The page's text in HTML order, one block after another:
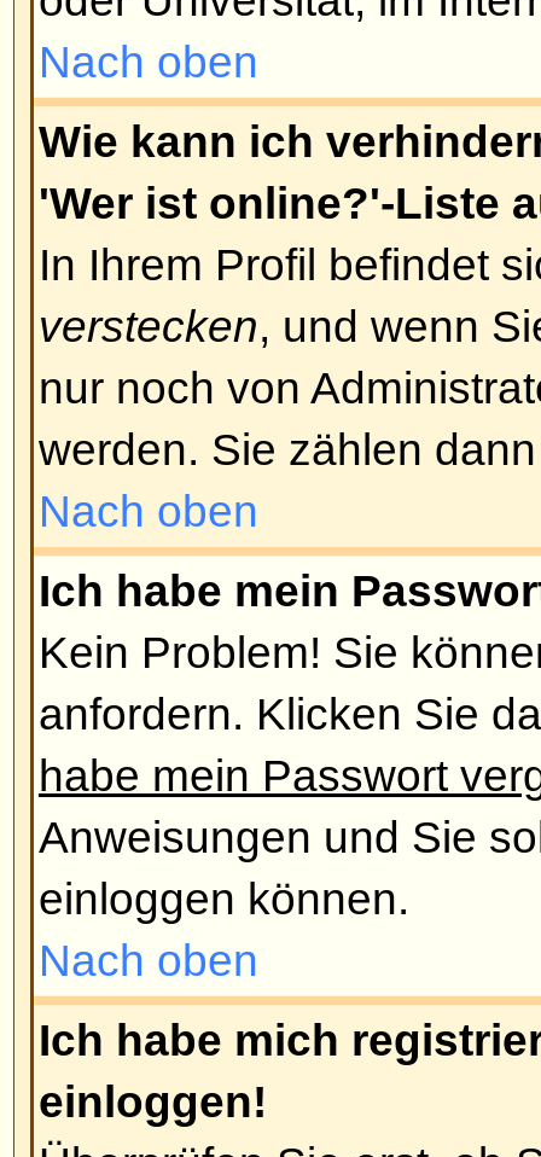
durch Sie selbst oder durch
der Registrierung wird Ihnen
Aktivierung erforderlich ist. Falls
zugesandt wurde, folgen Sie
Anweisungen; falls Sie diese E-
haben, vergewissern Sie sich
Adresse korrekt war. Ein Grund
Account-Aktivierungen ist die
Missbrauchs des Forums.
dass die angegebene E-Mail-
kontaktiere Sie bitte den
Nach oben
Ich habe mich vor einiger Zeit
aber nicht mehr einloggen!
Die Gründe dafür sind
Passwort eingegeben haben
Mail, die Sie vom Board
Administrator hat Ihren Account
Letzteres der Fall ist, haben Sie
Account noch keinen Beitrag
üblich, dass Foren regelmäßig
Beiträge erstellt haben, um die
zu verringern. Versuche Sie